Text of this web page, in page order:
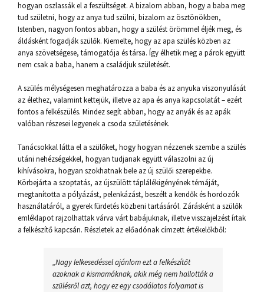
hogyan oszlassák el a feszültséget. A bizalom abban, hogy a baba meg
tud születni, hogy az anya tud szülni, bizalom az ösztönökben,
Istenben, nagyon fontos abban, hogy a szülést örömmel éljék meg, és
áldásként fogadják szülők. Kiemelte, hogy az apa szülés közben az
anya szövetségese, támogatója és társa. Így élhetik meg a párok együtt
nem csak a baba, hanem a családjuk születését.
A szülés mélységesen meghatározza a baba és az anyuka viszonyulását
az élethez, valamint kettejük, illetve az apa és anya kapcsolatát – ezért
fontos a felkészülés. Mindez segít abban, hogy az anyák és az apák
valóban részesei legyenek a csoda születésének.
Tanácsokkal látta el a szülőket, hogy hogyan nézzenek szembe a szülés
utáni nehézségekkel, hogyan tudjanak együtt válaszolni az új
kihívásokra, hogyan szokhatnak bele az új szülői szerepekbe.
Körbejárta a szoptatás, az újszülött táplálékigényének témáját,
megtanította a pólyázást, pelenkázást, beszélt a kendők és hordozók
használatáról, a gyerek fürdetés közbeni tartásáról. Zárásként a szülők
emléklapot rajzolhattak várva várt babájuknak, illetve visszajelzést írtak
a felkészítő kapcsán. Részletek az előadónak címzett értékelőkből:
„Nagy lelkesedéssel ajánlom ezt a felkészítőt
azoknak a kismamáknak, akik még nem hallották a
szülésről azt, hogy ez egy csodálatos folyamat is